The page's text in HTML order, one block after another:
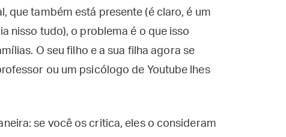
que também está presente (é claro, é um
nisso tudo), o problema é o que isso
O seu filho e a sua filha agora se
ou um psicólogo de Youtube lhes
se você os critica, eles o consideram